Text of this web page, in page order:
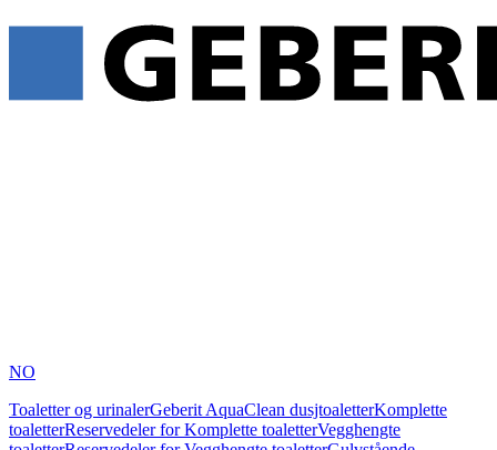
NO
Toaletter og urinalerGeberit AquaClean dusjtoaletterKomplette
toaletterReservedeler for Komplette toaletterVegghengte